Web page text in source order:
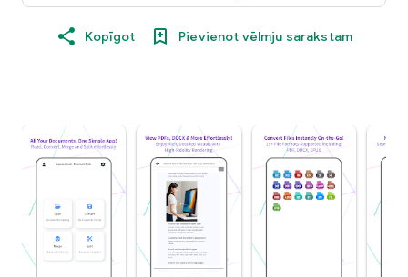
Kopīgot Pievienot vēlmju sarakstam